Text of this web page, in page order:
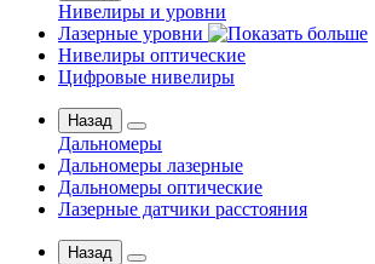
Нивелиры и уровни
Лазерные уровни
Нивелиры оптические
Цифровые нивелиры
Назад
Дальномеры
Дальномеры лазерные
Дальномеры оптические
Лазерные датчики расстояния
Назад